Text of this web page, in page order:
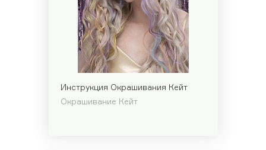
Инструкция Окрашивания Кейт
Окрашивание Кейт